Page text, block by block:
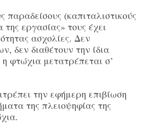
παραδείσους (καπιταλιστικούς
της εργασίας» τους έχει
ασχολίες. Δεν
δεν διαθέτουν την ίδια
φτώχια μετατρέπεται σ’
την εφήμερη επιβίωση
της πλειοψηφίας της